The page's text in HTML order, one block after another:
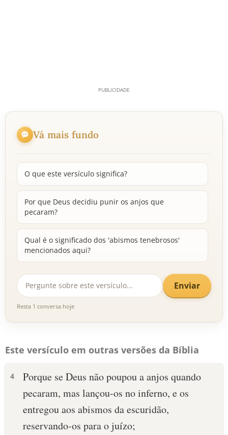
Vá mais fundo
O que este versículo significa?
Por que Deus decidiu punir os anjos que
pecaram?
Qual é o significado dos 'abismos tenebrosos'
mencionados aqui?
Enviar
Resta 1 conversa hoje
Este versículo em outras versões da Bíblia
4
Porque se Deus não poupou a anjos quando
pecaram, mas lançou-os no inferno, e os
entregou aos abismos da escuridão,
reservando-os para o juízo;